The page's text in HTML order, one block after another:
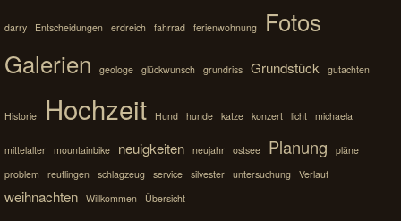
darry Entscheidungen erdreich fahrrad ferienwohnung
Fotos
Galerien
geologe glückwunsch grundriss Grundstück gutachten
Historie Hochzeit Hund hunde katze konzert licht michaela
mittelalter mountainbike neuigkeiten neujahr ostsee Planung
pläne
problem
reutlingen schlagzeug service silvester untersuchung Verlauf
weihnachten Willkommen Übersicht